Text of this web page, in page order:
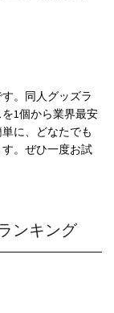
。同人グッズラ
1個から業界最安
に、どなたでも
。ぜひ一度お試
ンキング